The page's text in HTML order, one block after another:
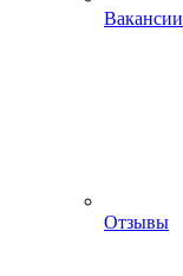
Вакансии
Отзывы